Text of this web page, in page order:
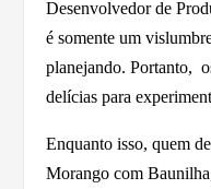
Desenvolvedor de
é somente um
planejando. Portanto,
delícias para
Enquanto isso, quem
Morango com